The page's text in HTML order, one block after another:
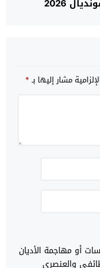
2026
مشار إليها بـ*
أو مهاجمة الأديان
والعنصري